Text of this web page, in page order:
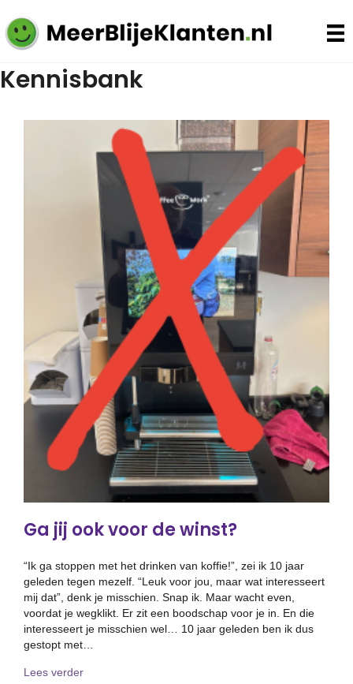
Kennisbank
Ga jij ook voor de winst?
“Ik ga stoppen met het drinken van koffie!”, zei ik 10 jaar
geleden tegen mezelf. “Leuk voor jou, maar wat interesseert
mij dat”, denk je misschien. Snap ik. Maar wacht even,
voordat je wegklikt. Er zit een boodschap voor je in. En die
interesseert je misschien wel… 10 jaar geleden ben ik dus
gestopt met…
Lees verderabout Ga jij ook voor de winst?